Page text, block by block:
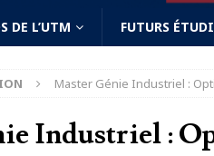
DE L’UTM FUTURS
Master Génie Industriel :
Industriel :